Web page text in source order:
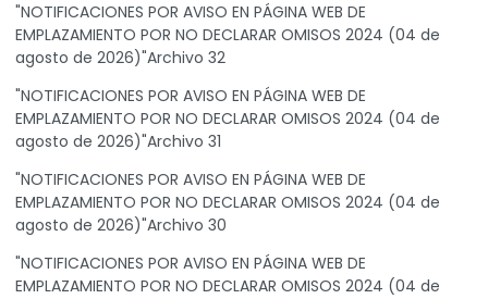
"NOTIFICACIONES POR AVISO EN PÁGINA WEB DE
EMPLAZAMIENTO POR NO DECLARAR OMISOS 2024 (04 de
agosto de 2026)"Archivo 32
"NOTIFICACIONES POR AVISO EN PÁGINA WEB DE
EMPLAZAMIENTO POR NO DECLARAR OMISOS 2024 (04 de
agosto de 2026)"Archivo 31
"NOTIFICACIONES POR AVISO EN PÁGINA WEB DE
EMPLAZAMIENTO POR NO DECLARAR OMISOS 2024 (04 de
agosto de 2026)"Archivo 30
"NOTIFICACIONES POR AVISO EN PÁGINA WEB DE
EMPLAZAMIENTO POR NO DECLARAR OMISOS 2024 (04 de